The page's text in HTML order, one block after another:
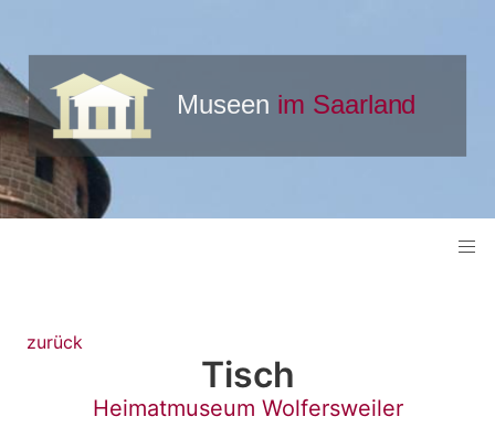
zurück
Tisch
Heimatmuseum Wolfersweiler